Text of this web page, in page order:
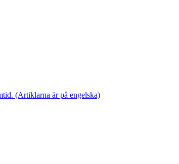
(Artiklarna är på engelska)